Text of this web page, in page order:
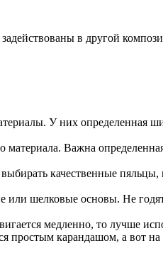
в другой
У них определенная
Важна
качественные пяльцы,
или шелковые основы. Не
медленно, то лучше
простым карандашом, а вот